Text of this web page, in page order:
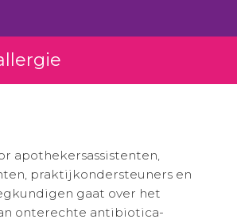
apothekersassistenten,
praktijkondersteuners en
gaat over het
onterechte antibiotica-